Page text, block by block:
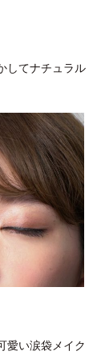
してナチュラル
愛い涙袋メイク